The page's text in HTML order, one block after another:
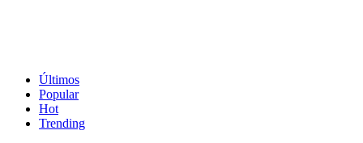
Últimos
Popular
Hot
Trending